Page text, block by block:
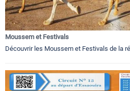
Moussem et Festivals
Découvrir les Moussem et Festivals de la